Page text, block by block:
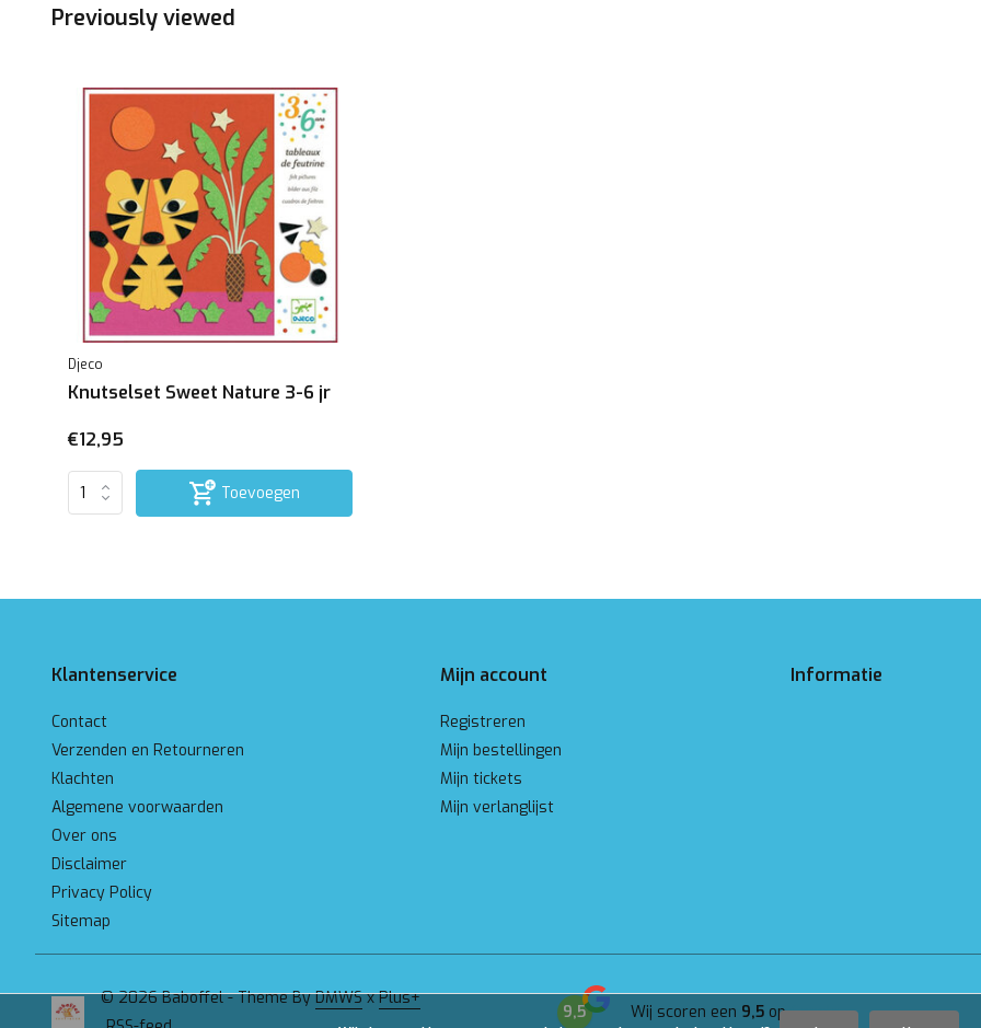
Previously viewed
Djeco
Knutselset Sweet Nature 3-6 jr
€12,95
Toevoegen
Klantenservice
Contact
Verzenden en Retourneren
Klachten
Algemene voorwaarden
Over ons
Disclaimer
Privacy Policy
Sitemap
Mijn account
Registreren
Mijn bestellingen
Mijn tickets
Mijn verlanglijst
Informatie
© 2026 Baboffel - Theme ByDMWSxPlus+
9,5 Wij scoren een 9,5opGoogle